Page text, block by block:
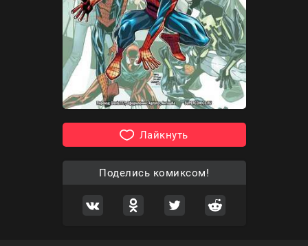
Лайкнуть
Поделись комиксом!